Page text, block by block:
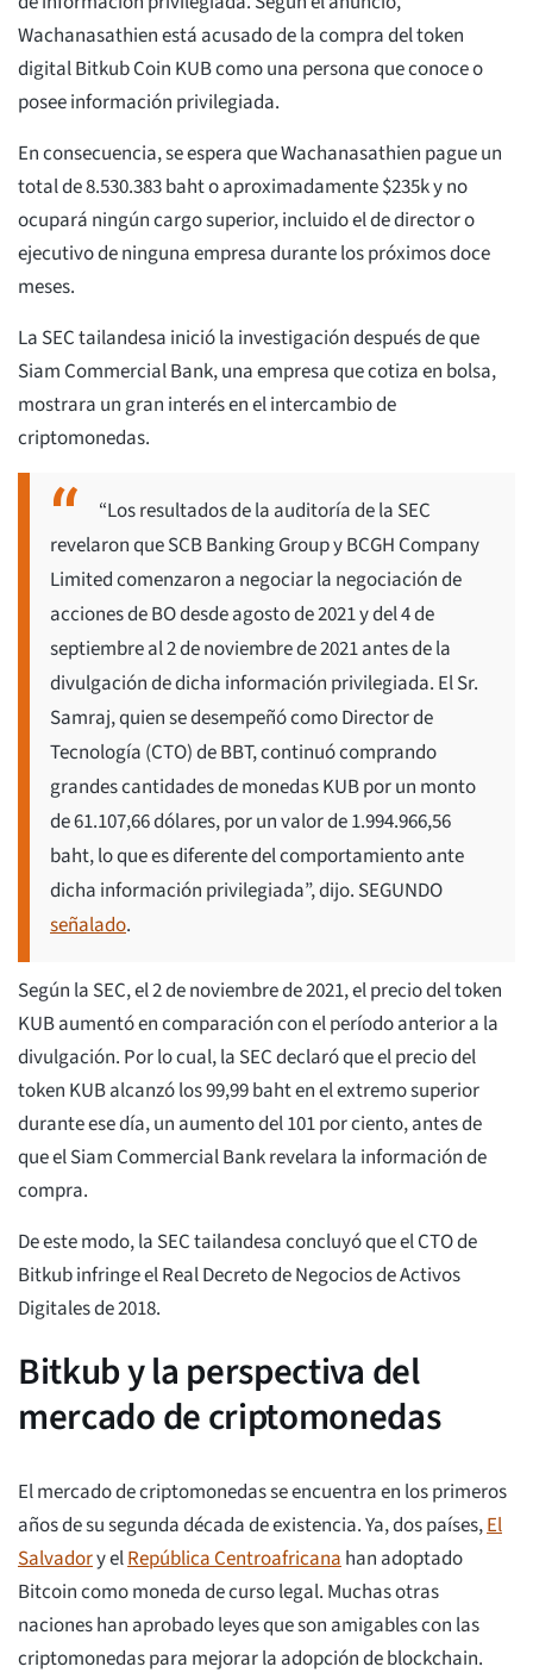
Wachanasathien está acusado de la compra del token
digital Bitkub Coin KUB como una persona que conoce o
posee información privilegiada.
En consecuencia, se espera que Wachanasathien pague un
total de 8.530.383 baht o aproximadamente $235k y no
ocupará ningún cargo superior, incluido el de director o
ejecutivo de ninguna empresa durante los próximos doce
meses.
La SEC tailandesa inició la investigación después de que
Siam Commercial Bank, una empresa que cotiza en bolsa,
mostrara un gran interés en el intercambio de
criptomonedas.
“Los resultados de la auditoría de la SEC
revelaron que SCB Banking Group y BCGH Company
Limited comenzaron a negociar la negociación de
acciones de BO desde agosto de 2021 y del 4 de
septiembre al 2 de noviembre de 2021 antes de la
divulgación de dicha información privilegiada. El Sr.
Samraj, quien se desempeñó como Director de
Tecnología (CTO) de BBT, continuó comprando
grandes cantidades de monedas KUB por un monto
de 61.107,66 dólares, por un valor de 1.994.966,56
baht, lo que es diferente del comportamiento ante
dicha información privilegiada”, dijo. SEGUNDO
señalado.
Según la SEC, el 2 de noviembre de 2021, el precio del token
KUB aumentó en comparación con el período anterior a la
divulgación. Por lo cual, la SEC declaró que el precio del
token KUB alcanzó los 99,99 baht en el extremo superior
durante ese día, un aumento del 101 por ciento, antes de
que el Siam Commercial Bank revelara la información de
compra.
De este modo, la SEC tailandesa concluyó que el CTO de
Bitkub infringe el Real Decreto de Negocios de Activos
Digitales de 2018.
Bitkub y la perspectiva del
mercado de criptomonedas
El mercado de criptomonedas se encuentra en los primeros
años de su segunda década de existencia. Ya, dos países,El
Salvadory elRepública Centroafricanahan adoptado
Bitcoin como moneda de curso legal. Muchas otras
naciones han aprobado leyes que son amigables con las
criptomonedas para mejorar la adopción de blockchain.